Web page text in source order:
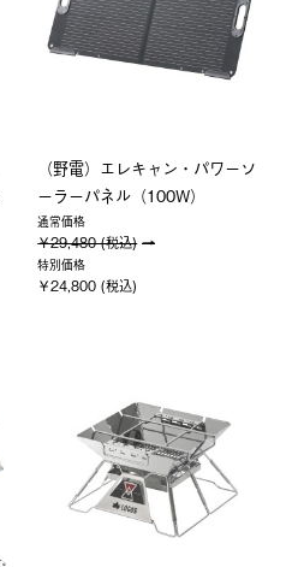
（野電）エレキャン・パワーソ
ーラーパネル（100W）
通常価格
￥29,480 (税込)
特別価格
￥24,800 (税込)